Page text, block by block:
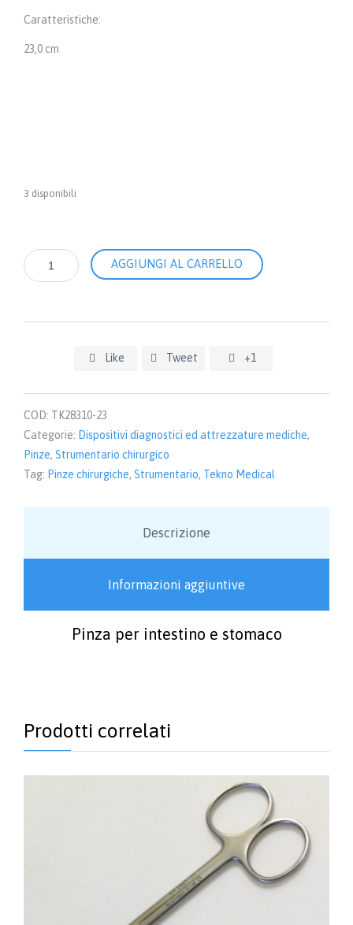
Caratteristiche:
23,0 cm
3 disponibili
Pinza
DOYEN
e
cm
quantità
AGGIUNGI AL CARRELLO
 Like  Tweet  +1
COD: TK28310-23
Categorie: Dispositivi diagnostici ed attrezzature mediche,
Pinze, Strumentario chirurgico
Tag: Pinze chirurgiche, Strumentario, Tekno Medical
Descrizione
Informazioni aggiuntive
Pinza per intestino e stomaco
Prodotti correlati